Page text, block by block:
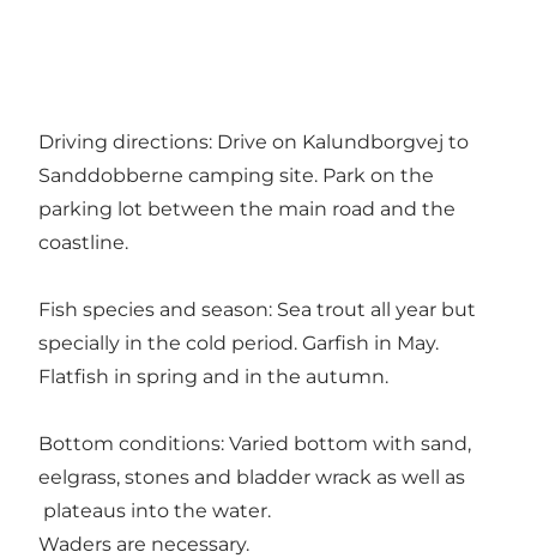
Driving directions: Drive on Kalundborgvej to
Sanddobberne camping site. Park on the
parking lot between the main road and the
coastline.
Fish species and season: Sea trout all year but
specially in the cold period. Garfish in May.
Flatfish in spring and in the autumn.
Bottom conditions: Varied bottom with sand,
eelgrass, stones and bladder wrack as well as
plateaus into the water.
Waders are necessary.